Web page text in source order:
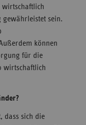
wirtschaftlich
gewährleistet sein.
können
für die
wirtschaftlich
dass sich die